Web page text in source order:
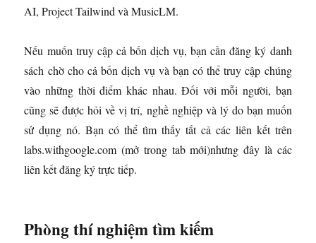
AI, Project Tailwind và MusicLM.
Nếu muốn truy cập cả bốn dịch vụ, bạn cần đăng ký danh
sách chờ cho cả bốn dịch vụ và bạn có thể truy cập chúng
vào những thời điểm khác nhau. Đối với mỗi người, bạn
cũng sẽ được hỏi về vị trí, nghề nghiệp và lý do bạn muốn
sử dụng nó. Bạn có thể tìm thấy tất cả các liên kết trên
labs.withgoogle.com (mở trong tab mới)nhưng đây là các
liên kết đăng ký trực tiếp.
Phòng thí nghiệm tìm kiếm